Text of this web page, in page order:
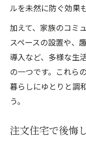
ルを未然に防ぐ効果
加えて、家族のコミ
スペースの設置や、
導入など、多様な生
の一つです。これら
暮らしにゆとりと調
う。
注文住宅で後悔